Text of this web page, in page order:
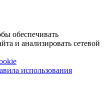
обеспечивать
и анализировать сетевой
использования